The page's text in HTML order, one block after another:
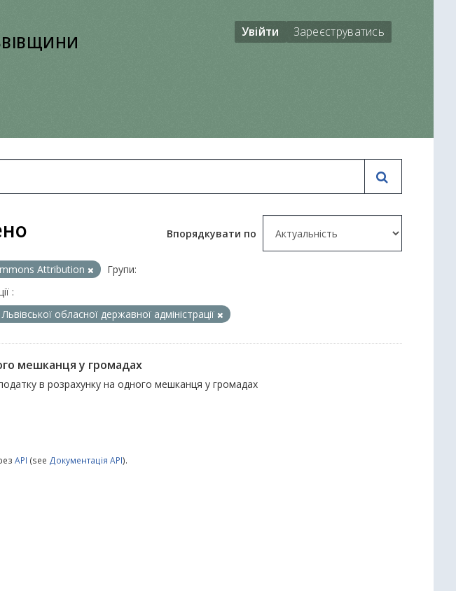
Увійти Зареєструватись
Впорядкувати по
Attribution
Групи:
:
обласної державної адміністрації
мешканця у громадах
в розрахунку на одного мешканця у громадах
API (see Документація API).